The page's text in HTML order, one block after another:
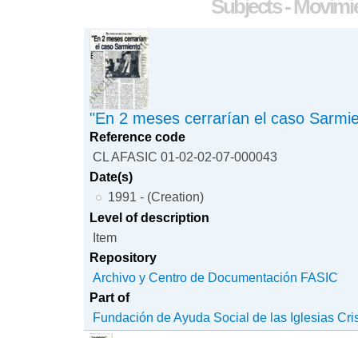
Subjects -
"En 2 meses cerrarían el caso
Reference code
CL AFASIC 01-02-02-07-000043
Date(s)
1991 - (Creation)
Level of description
Item
Repository
Archivo y Centro de Documentación FASIC
Part of
Fundación de Ayuda Social de las Iglesias